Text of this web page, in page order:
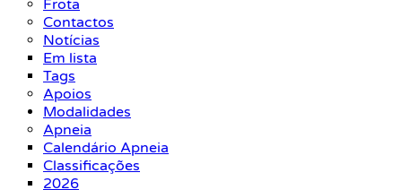
Frota
Contactos
Notícias
Em lista
Tags
Apoios
Modalidades
Apneia
Calendário Apneia
Classificações
2026